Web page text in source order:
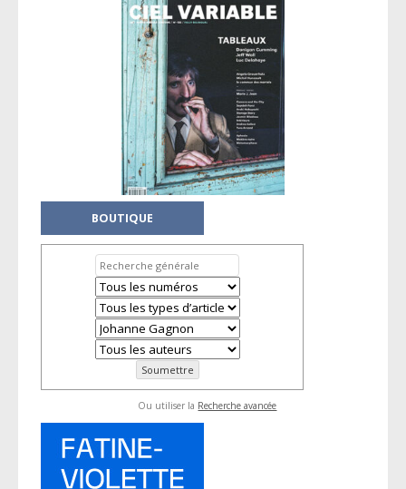
BOUTIQUE
Ou utiliser la Recherche avancée